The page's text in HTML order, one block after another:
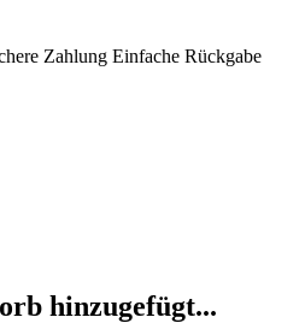
Zahlung Einfache Rückgabe
hinzugefügt...